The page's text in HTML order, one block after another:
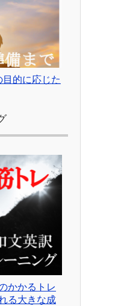
的に応じた
かかるトレ
る大きな成